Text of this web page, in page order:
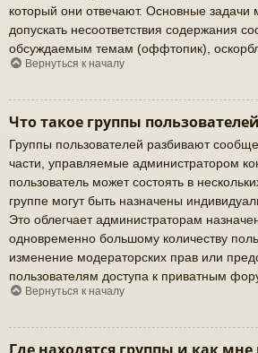
который они отвечают. Основные
допускать несоответствия содержания
обсуждаемым темам (оффтопик),
Вернуться к началу
Что такое группы
Группы пользователей разбивают
части, управляемые администратором
пользователь может состоять в
группе могут быть назначены
Это облегчает администраторам
одновременно большому количеству
изменение модераторских прав или
пользователям доступа к приватным
Вернуться к началу